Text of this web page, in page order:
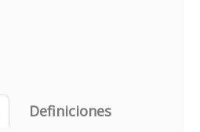
Definiciones